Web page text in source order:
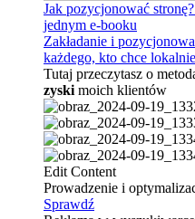
Jak pozycjonować stronę?
jednym e-booku
Zakładanie i
każdego, kto chce
Tutaj przeczytasz o
zyski moich klientów
Edit Content
Prowadzenie i
Sprawdź